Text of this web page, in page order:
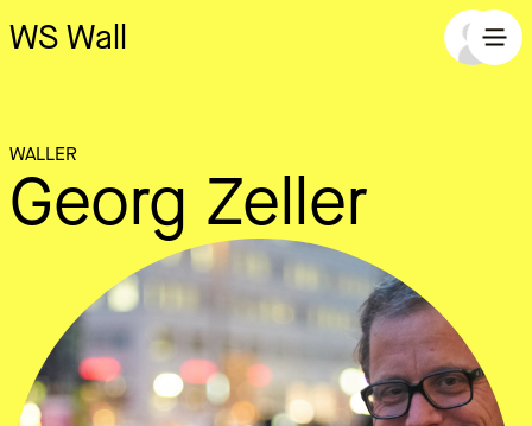
WS Wall
WALLER
Georg Zeller